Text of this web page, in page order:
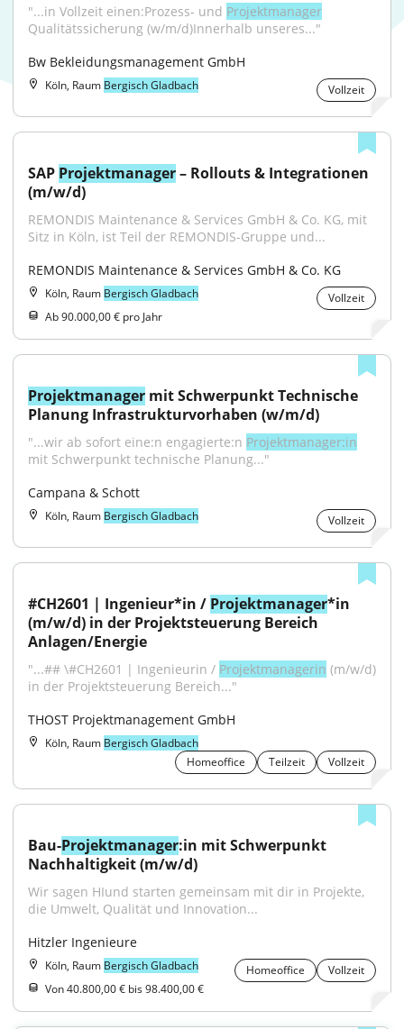
"...in Vollzeit einen:Prozess- und Projektmanager
Qualitätssicherung (w/m/d)Innerhalb unseres..."
Bw Bekleidungsmanagement GmbH
Köln, Raum Bergisch Gladbach Vollzeit
SAP Projektmanager – Rollouts & Integrationen
(m/w/d)
REMONDIS Maintenance & Services GmbH & Co. KG, mit
Sitz in Köln, ist Teil der REMONDIS-Gruppe und...
REMONDIS Maintenance & Services GmbH & Co. KG
Köln, Raum Bergisch Gladbach
Vollzeit
Ab 90.000,00 € pro Jahr
Projektmanager mit Schwerpunkt Technische
Planung Infrastrukturvorhaben (w/m/d)
"...wir ab sofort eine:n engagierte:n Projektmanager:in
mit Schwerpunkt technische Planung..."
Campana & Schott
Köln, Raum Bergisch Gladbach Vollzeit
#CH2601 | Ingenieur*in / Projektmanager*in
(m/w/d) in der Projektsteuerung Bereich
Anlagen/Energie
"...## \#CH2601 | Ingenieurin / Projektmanagerin (m/w/d)
in der Projektsteuerung Bereich..."
THOST Projektmanagement GmbH
Köln, Raum Bergisch Gladbach
Homeoffice
Teilzeit Vollzeit
Bau-Projektmanager:in mit Schwerpunkt
Nachhaltigkeit (m/w/d)
Wir sagen HIund starten gemeinsam mit dir in Projekte,
die Umwelt, Qualität und Innovation...
Hitzler Ingenieure
Köln, Raum Bergisch Gladbach Homeoffice
Vollzeit
Von 40.800,00 € bis 98.400,00 €